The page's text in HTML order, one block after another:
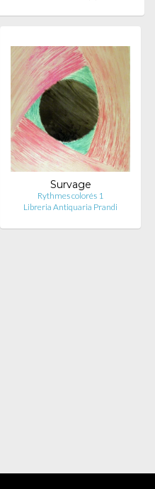
Survage
Rythmes colorés 1
Libreria Antiquaria Prandi